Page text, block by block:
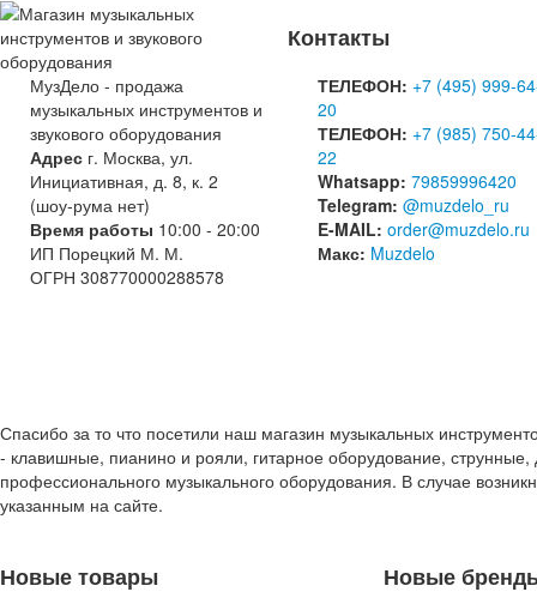
МузДело - продажа
музыкальных инструментов и
звукового оборудования
Адрес г. Москва, ул.
Инициативная, д. 8, к. 2
(шоу-рума нет)
Время работы 10:00 - 20:00
ИП Порецкий М. М.
ОГРН 308770000288578
Контакты
ТЕЛЕФОН: +7 (495) 999-
20
ТЕЛЕФОН: +7 (985) 750-
22
Whatsapp: 79859996420
Telegram: @muzdelo_ru
E-MAIL: order@muzdelo.ru
Макс: Muzdelo
Спасибо за то что посетили наш магазин музыкальных
- клавишные, пианино и рояли, гитарное оборудование,
профессионального музыкального оборудования. В случае
указанным на сайте.
Новые товары Новые